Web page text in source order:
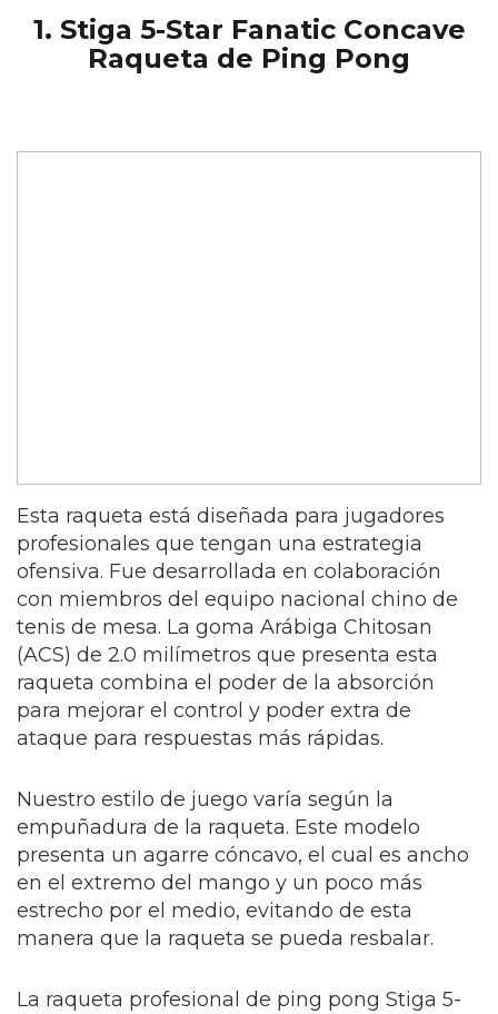
1. Stiga 5-Star Fanatic Concave
Raqueta de Ping Pong
Esta raqueta está diseñada para jugadores
profesionales que tengan una estrategia
ofensiva. Fue desarrollada en colaboración
con miembros del equipo nacional chino de
tenis de mesa. La goma Arábiga Chitosan
(ACS) de 2.0 milímetros que presenta esta
raqueta combina el poder de la absorción
para mejorar el control y poder extra de
ataque para respuestas más rápidas.
Nuestro estilo de juego varía según la
empuñadura de la raqueta. Este modelo
presenta un agarre cóncavo, el cual es ancho
en el extremo del mango y un poco más
estrecho por el medio, evitando de esta
manera que la raqueta se pueda resbalar.
La raqueta profesional de ping pong Stiga 5-